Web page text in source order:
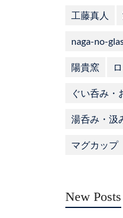
工藤真人
naga-no-
陽貴窯
ぐい呑み・
湯呑み・汲
マグカップ
New Posts